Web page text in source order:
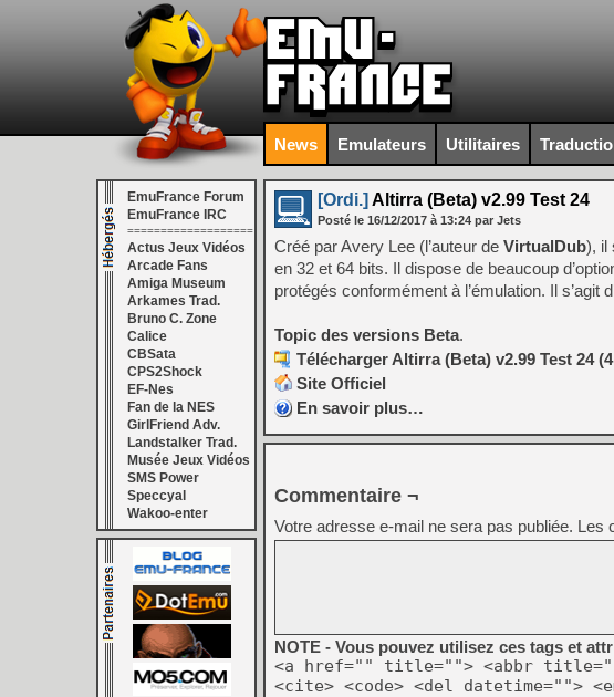
News Emulateurs Utilitaires
EmuFrance Forum
EmuFrance IRC
===================
Actus Jeux Vidéos
Arcade Fans
Amiga Museum
Arkames Trad.
Bruno C. Zone
Calice
CBSata
CPS2Shock
EF-Nes
Fan de la NES
GirlFriend Adv.
Landstalker Trad.
Musée Jeux Vidéos
SMS Power
Speccyal
Wakoo-enter
[Ordi.] Altirra (Beta) v2.99 Test 24
Posté le 16/12/2017 à 13:24 par Jets
Créé par Avery Lee (l’auteur de VirtualDub), il
en 32 et 64 bits. Il dispose de beaucoup
protégés conformément à l’émulation. Il s’agit
Topic des versions Beta.
Télécharger Altirra (Beta) v2.99 Test 24
Site Officiel
En savoir plus…
Commentaire ¬
Votre adresse e-mail ne sera pas publiée. Les
NOTE - Vous pouvez utilisez ces tags et
<a href="" title=""> <abbr
<cite> <code> <del datetime="">